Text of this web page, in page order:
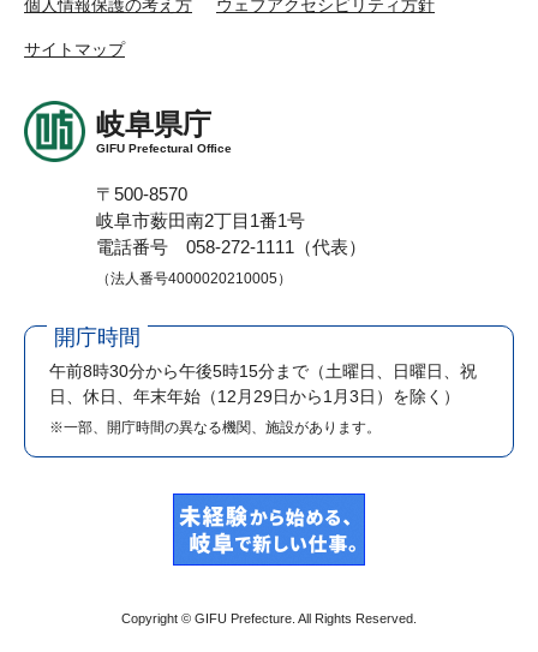
個人情報保護の考え方 ウェブアクセシビリティ方針
サイトマップ
岐阜県庁
GIFU Prefectural Office
〒500-8570
岐阜市薮田南2丁目1番1号
電話番号 058-272-1111（代表）
（法人番号4000020210005）
開庁時間
午前8時30分から午後5時15分まで （土曜日、日曜日、祝
日、休日、年末年始（12月29日から1月3日）を除く）
※一部、開庁時間の異なる機関、施設があります。
Copyright © GIFU Prefecture. All Rights Reserved.